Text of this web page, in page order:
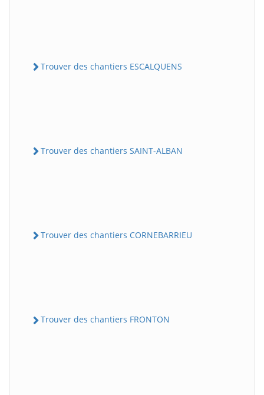
Trouver des chantiers ESCALQUENS
Trouver des chantiers SAINT-ALBAN
Trouver des chantiers CORNEBARRIEU
Trouver des chantiers FRONTON